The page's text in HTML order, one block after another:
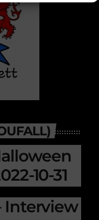
10-31
Interview